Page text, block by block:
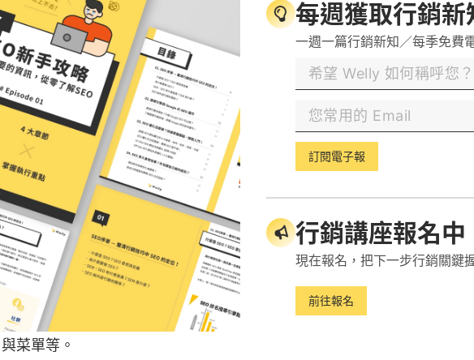
每週獲取行銷新
一週一篇行銷新知／每季免費
訂閱電子報
行銷講座報名中
現在報名，把下一步行銷關鍵
前往報名
適合使用一頁式網頁！
🌐 一頁式網站（One Page Website）
▋你可能會問：一頁式網「站」（One Page Website）跟一頁式網「頁
Website）一樣嗎？
大家雖然經常把這 2 個詞混著用，但其實 2 者間是存在著些許差異的唷，
不同 ！前者是「網站」、後者則是「網頁」。
一頁網站可以說是簡易版的網站，常被用來展示個人作品集、活動頁面，
與菜單等。